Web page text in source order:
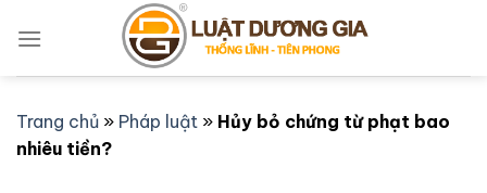
qua
Trang chủ » Pháp luật » Hủy bỏ chứng từ phạt bao
nhiêu tiền?